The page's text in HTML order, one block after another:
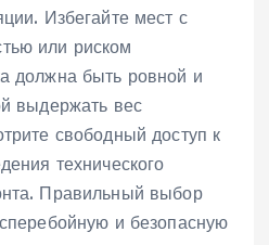
Избегайте мест с
или риском
должна быть ровной и
выдержать вес
свободный доступ к
технического
Правильный выбор
и безопасную